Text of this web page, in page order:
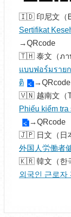
🇮🇩 印尼文（
Sertifikat
→QRcode
🇹🇭 泰文（ภา
แบบฟอร์มราย
ติ
→QRcode
🇻🇳 越南文（
Phiếu kiểm
→QRcode
🇯🇵 日文（日
外国人労働者
🇰🇷 韓文（한
외국인 근로자